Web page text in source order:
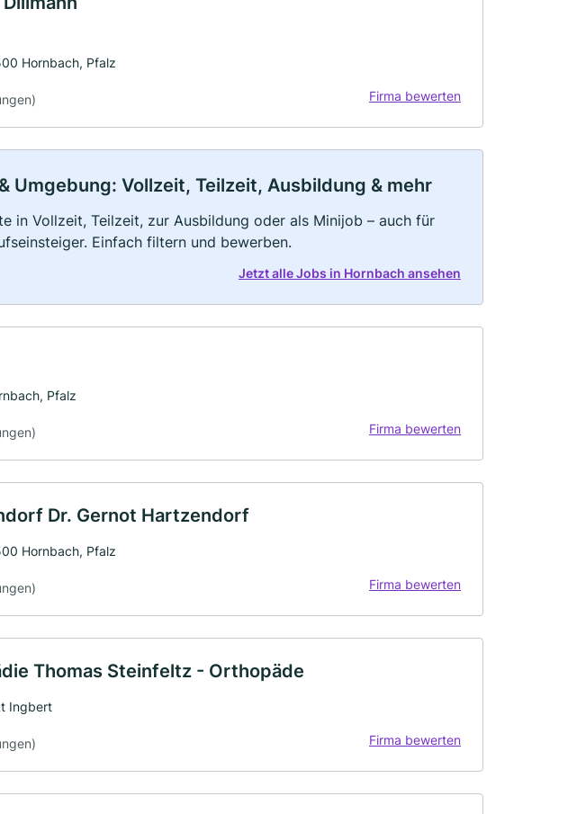
Hornbach, Pfalz
Firma bewerten
Umgebung: Vollzeit, Teilzeit, Ausbildung & mehr
in Vollzeit, Teilzeit, zur Ausbildung oder als Minijob – auch für
Einfach filtern und bewerben.
Jetzt alle Jobs in Hornbach ansehen
Pfalz
Firma bewerten
Dr. Gernot Hartzendorf
Hornbach, Pfalz
Firma bewerten
Thomas Steinfeltz - Orthopäde
Ingbert
Firma bewerten